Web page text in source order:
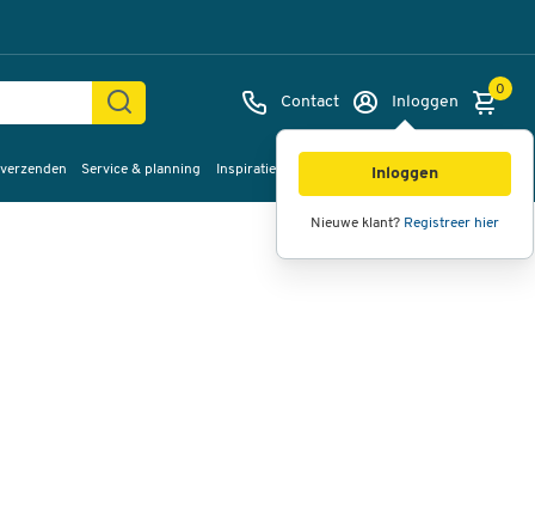
Contact Inloggen
Inloggen
Nieuwe klant? Registreer hier
0
Service & planning Inspiratie
Afbeeldingen Video's
360°
weergave